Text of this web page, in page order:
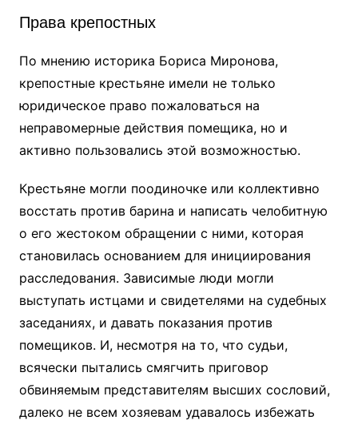
Права крепостных
По мнению историка Бориса Миронова,
крепостные крестьяне имели не только
юридическое право пожаловаться на
неправомерные действия помещика, но и
активно пользовались этой возможностью.
Крестьяне могли поодиночке или коллективно
восстать против барина и написать челобитную
о его жестоком обращении с ними, которая
становилась основанием для инициирования
расследования. Зависимые люди могли
выступать истцами и свидетелями на судебных
заседаниях, и давать показания против
помещиков. И, несмотря на то, что судьи,
всячески пытались смягчить приговор
обвиняемым представителям высших сословий,
далеко не всем хозяевам удавалось избежать